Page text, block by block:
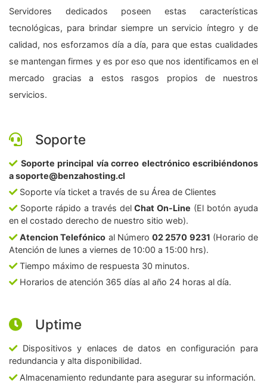
Servidores dedicados poseen estas características
tecnológicas, para brindar siempre un servicio íntegro y de
calidad, nos esforzamos día a día, para que estas cualidades
se mantengan firmes y es por eso que nos identificamos en el
mercado gracias a estos rasgos propios de nuestros
servicios.
Soporte
Soporte principal vía correo electrónico escribiéndonos
a soporte@benzahosting.cl
Soporte vía ticket a través de su Área de Clientes
Soporte rápido a través delChat On-Line (El botón ayuda
en el costado derecho de nuestro sitio web).
Atencion Telefónico al Número02 2570 9231 (Horario de
Atención de lunes a viernes de 10:00 a 15:00 hrs).
Tiempo máximo de respuesta 30 minutos.
Horarios de atención 365 días al año 24 horas al día.
Uptime
Dispositivos y enlaces de datos en configuración para
redundancia y alta disponibilidad.
Almacenamiento redundante para asegurar su información.